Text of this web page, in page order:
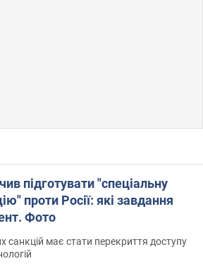
підготувати "спеціальну
проти Росії: які завдання
Фото
має стати перекриття доступу